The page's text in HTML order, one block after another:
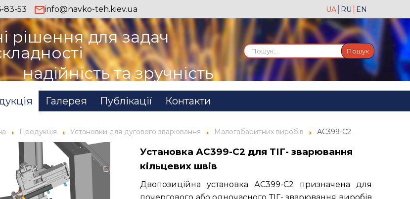
83-53 info@navko-teh.kiev.ua UA RU EN
Пошук... Пошук
рішення для задач
надійність та зручність
Галерея Публікації Контакти
Продукція Установки для дугового зварювання Малогабаритних виробів АС399-С2
Установка АС399-С2 для ТІГ- зварювання
кільцевих швів
Двопозиційна установка АС399-С2 призначена для